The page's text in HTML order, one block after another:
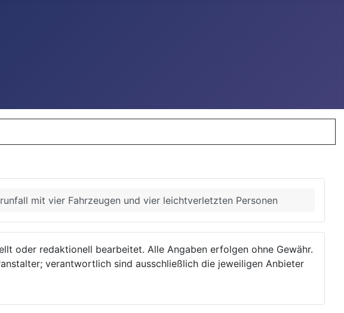
mit vier Fahrzeugen und vier leichtverletzten Personen
oder redaktionell bearbeitet. Alle Angaben erfolgen ohne Gewähr.
verantwortlich sind ausschließlich die jeweiligen Anbieter